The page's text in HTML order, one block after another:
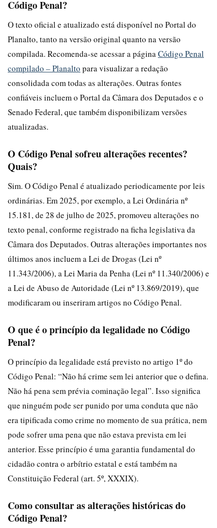
Código Penal?
O texto oficial e atualizado está disponível no Portal do
Planalto, tanto na versão original quanto na versão
compilada. Recomenda-se acessar a página Código Penal
compilado – Planalto para visualizar a redação
consolidada com todas as alterações. Outras fontes
confiáveis incluem o Portal da Câmara dos Deputados e o
Senado Federal, que também disponibilizam versões
atualizadas.
O Código Penal sofreu alterações recentes?
Quais?
Sim. O Código Penal é atualizado periodicamente por leis
ordinárias. Em 2025, por exemplo, a Lei Ordinária nº
15.181, de 28 de julho de 2025, promoveu alterações no
texto penal, conforme registrado na ficha legislativa da
Câmara dos Deputados. Outras alterações importantes nos
últimos anos incluem a Lei de Drogas (Lei nº
11.343/2006), a Lei Maria da Penha (Lei nº 11.340/2006) e
a Lei de Abuso de Autoridade (Lei nº 13.869/2019), que
modificaram ou inseriram artigos no Código Penal.
O que é o princípio da legalidade no Código
Penal?
O princípio da legalidade está previsto no artigo 1º do
Código Penal: “Não há crime sem lei anterior que o defina.
Não há pena sem prévia cominação legal”. Isso significa
que ninguém pode ser punido por uma conduta que não
era tipificada como crime no momento de sua prática, nem
pode sofrer uma pena que não estava prevista em lei
anterior. Esse princípio é uma garantia fundamental do
cidadão contra o arbítrio estatal e está também na
Constituição Federal (art. 5º, XXXIX).
Como consultar as alterações históricas do
Código Penal?